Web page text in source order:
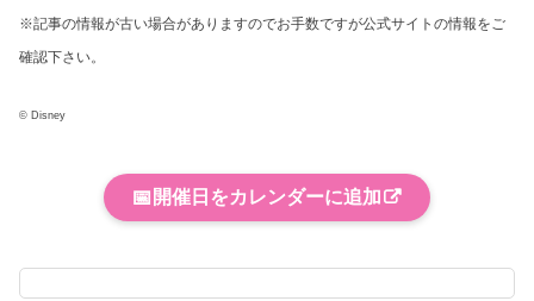
※記事の情報が古い場合がありますのでお手数ですが公式サイトの情報をご
確認下さい。
© Disney
📅 開催日をカレンダーに追加